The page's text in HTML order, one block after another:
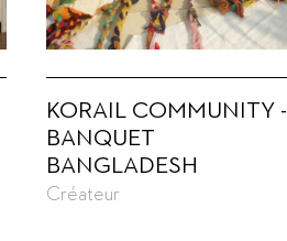
KORAIL COMMUNITY -
BANQUET
BANGLADESH
Créateur